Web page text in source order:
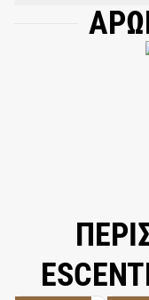
ALCOHOL DENAT., AQUA
LINALOOL, FARNESOL,
TREEMOSS, GERANIOL,